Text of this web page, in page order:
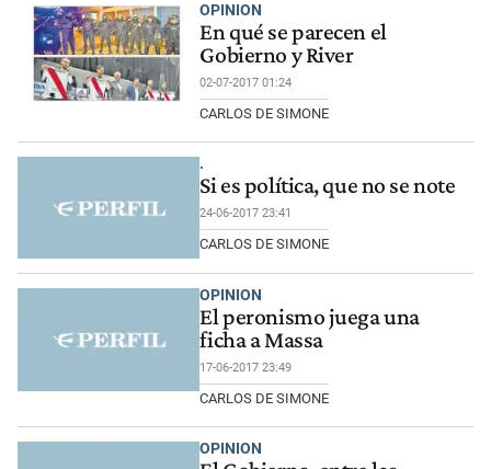
OPINION
En qué se parecen el
Gobierno y River
02-07-2017 01:24
CARLOS DE SIMONE
.
Si es política, que no se note
24-06-2017 23:41
CARLOS DE SIMONE
OPINION
El peronismo juega una
ficha a Massa
17-06-2017 23:49
CARLOS DE SIMONE
OPINION